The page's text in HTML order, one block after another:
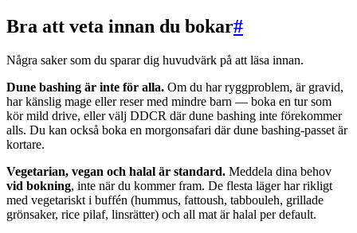
Bra att veta innan du bokar#
Några saker som du sparar dig huvudvärk på att läsa innan.
Dune bashing är inte för alla. Om du har ryggproblem, är gravid,
har känslig mage eller reser med mindre barn — boka en tur som
kör mild drive, eller välj DDCR där dune bashing inte förekommer
alls. Du kan också boka en morgonsafari där dune bashing-passet är
kortare.
Vegetarian, vegan och halal är standard. Meddela dina behov
vid bokning, inte när du kommer fram. De flesta läger har rikligt
med vegetariskt i buffén (hummus, fattoush, tabbouleh, grillade
grönsaker, rice pilaf, linsrätter) och all mat är halal per default.